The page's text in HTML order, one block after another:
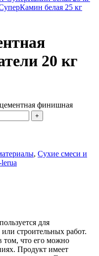
белая 25 кг
20 кг
финишная
, Сухие смеси и
для
строительных работ.
том, что его можно
Продукт имеет